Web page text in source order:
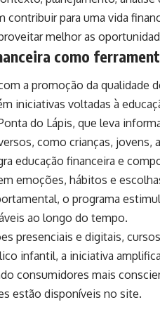
contribuir para uma vida
melhor as
como
a promoção da qualidade
iniciativas voltadas à
do Lápis, que leva
como crianças,
educação financeira e
emoções, hábitos e
o programa
ao longo do tempo.
presenciais e digitais,
infantil, a iniciativa
consumidores mais
estão disponíveis no site.